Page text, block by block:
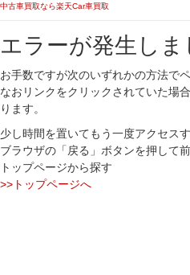
中古車買取なら楽天Car車買取
エラーが発生しま
お手数ですが次のいずれかの方法で
なおリンクをクリックされていた場
ります。
少し時間を置いてもう一度アクセス
ブラウザの「戻る」ボタンを押して
トップページから探す
>>トップページへ